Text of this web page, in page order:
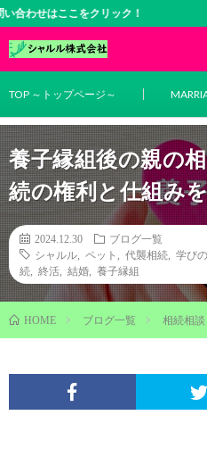
をクリック！
TOP ～トップページ～
養子縁組後の親の
続の権利と仕組み
2024.12.30
ブログ一覧
シャルル
ペット 代襲相続 学び
続
終活 結婚 養子縁組
HOME ブログ一覧 相続相談